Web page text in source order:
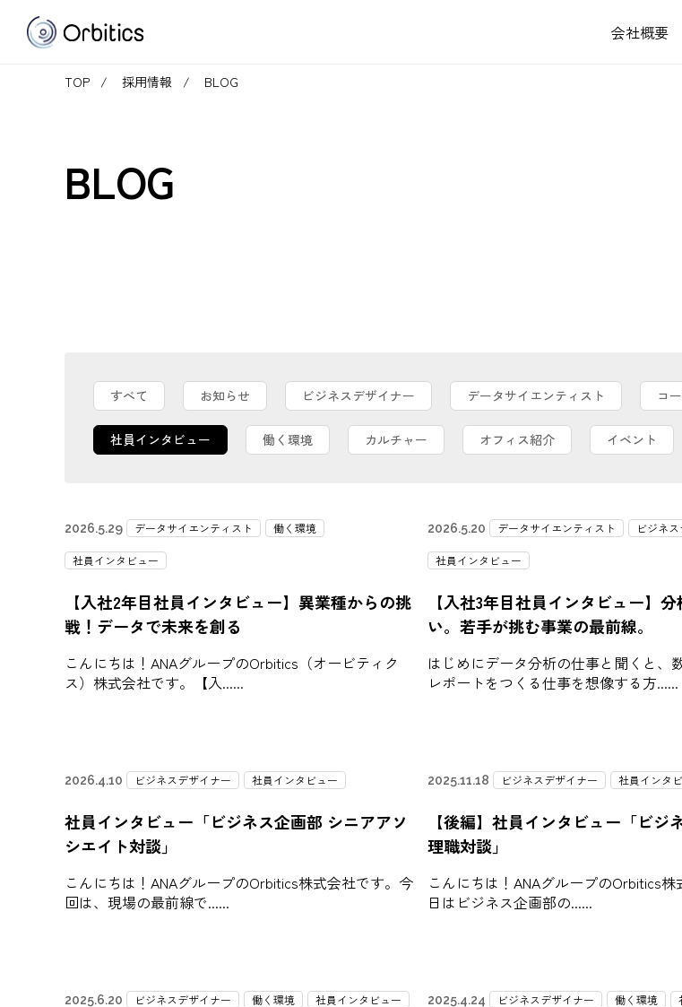
会社概要
TOP 採用情報 BLOG
BLOG
すべて お知らせ ビジネスデザイナー データサイエンティスト コ
社員インタビュー 働く環境 カルチャー オフィス紹介 イベント
2026.5.29 データサイエンティスト 働く環境
社員インタビュー
【入社2年目社員インタビュー】異業種からの挑
戦！データで未来を創る
こんにちは！ANAグループのOrbitics（オービティク
ス）株式会社です。【入...
2026.5.20 データサイエンティスト ビジネ
社員インタビュー
【入社3年目社員インタビュー】
い。若手が挑む事業の最前線。
はじめにデータ分析の仕事と聞くと、
レポートをつくる仕事を想像する方...
2026.4.10 ビジネスデザイナー 社員インタビュー
社員インタビュー「ビジネス企画部 シニアアソ
シエイト対談」
こんにちは！ANAグループのOrbitics株式会社です。今
回は、現場の最前線で...
2025.11.18 ビジネスデザイナー 社員インタ
【後編】社員インタビュー「ビジ
理職対談」
こんにちは！ANAグループのOrbitics
日はビジネス企画部の...
2025.6.20 ビジネスデザイナー 働く環境 社員インタビュー 2025.4.24 ビジネスデザイナー 働く環境